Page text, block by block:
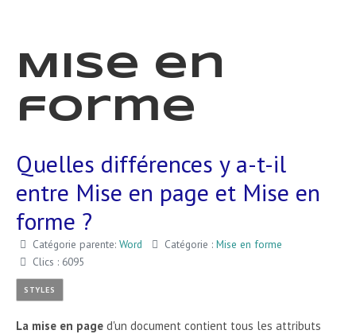
Mise en
forme
Quelles différences y a-t-il
entre Mise en page et Mise en
forme ?
Catégorie parente: Word Catégorie : Mise en forme
Clics : 6095
STYLES
La mise en page d'un document contient tous les attributs